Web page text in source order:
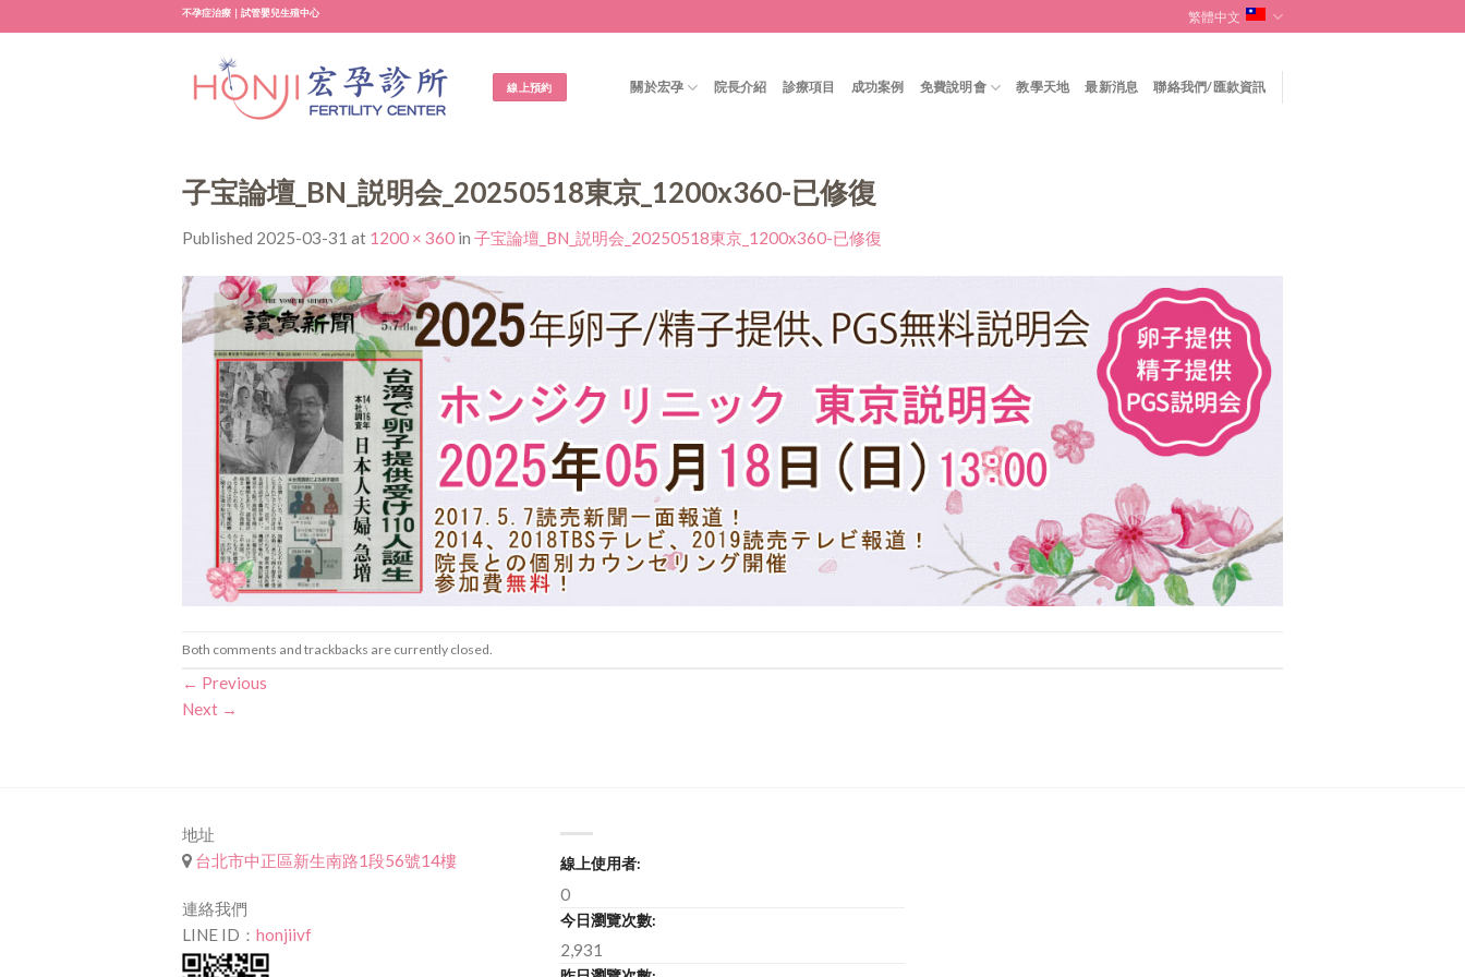
to
不孕症治療｜試管嬰兒生殖中心 繁體中文
線上預約 關於宏孕 院長介紹 診療項目 成功案例 免費說明會 教學天地 最新消息 聯絡我們/匯款資訊
子宝論壇_BN_説明会_20250518東京_1200x360-已修復
Published 2025-03-31 at 1200 × 360 in 子宝論壇_BN_説明会_20250518東京_1200x360-已修復
Both comments and trackbacks are currently closed.
← Previous
Next →
地址
台北市中正區新生南路1段56號14樓
連絡我們
LINE ID： honjiivf
線上使用者:
0
今日瀏覽次數:
2,931